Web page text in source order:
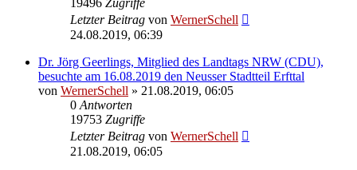
Letzter Beitrag von WernerSchell
24.08.2019, 06:39
Dr. Jörg Geerlings, Mitglied des Landtags NRW (CDU),
besuchte am 16.08.2019 den Neusser Stadtteil Erfttal
von WernerSchell » 21.08.2019, 06:05
0 Antworten
19753 Zugriffe
Letzter Beitrag von WernerSchell
21.08.2019, 06:05